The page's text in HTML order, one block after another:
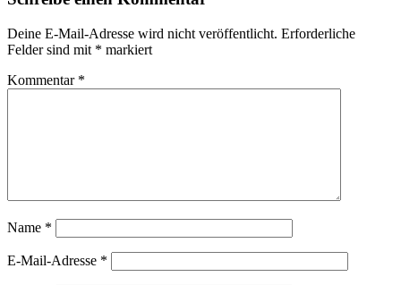
Deine E-Mail-Adresse wird nicht veröffentlicht. Erforderliche
Felder sind mit * markiert
Kommentar *
Name *
E-Mail-Adresse *